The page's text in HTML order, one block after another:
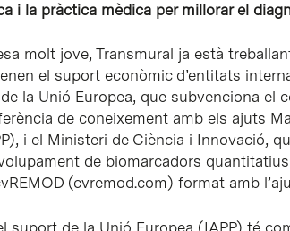
i la pràctica mèdica per millorar el
molt jove, Transmural ja està
el suport econòmic d’entitats
la Unió Europea, que subvenciona el
de coneixement amb els ajuts
i el Ministeri de Ciència i Innovació,
de biomarcadors
(cvremod.com) format amb
suport de la Unió Europea (IAPP) té